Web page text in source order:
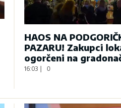
HAOS NA
PAZARU! Zakupci
ogorčeni na
16:03 0